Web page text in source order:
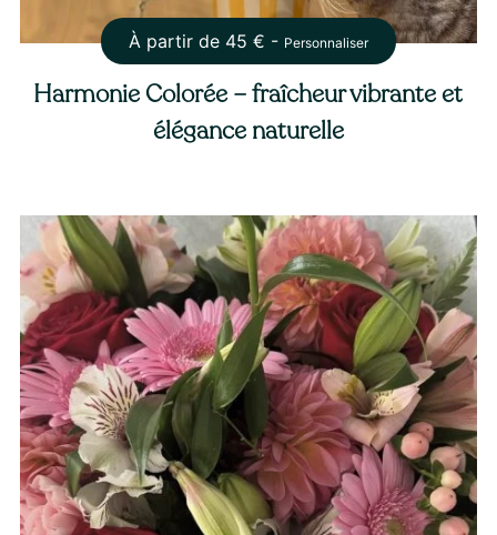
À partir de 45 € - Personnaliser
Harmonie Colorée – fraîcheur vibrante et
élégance naturelle